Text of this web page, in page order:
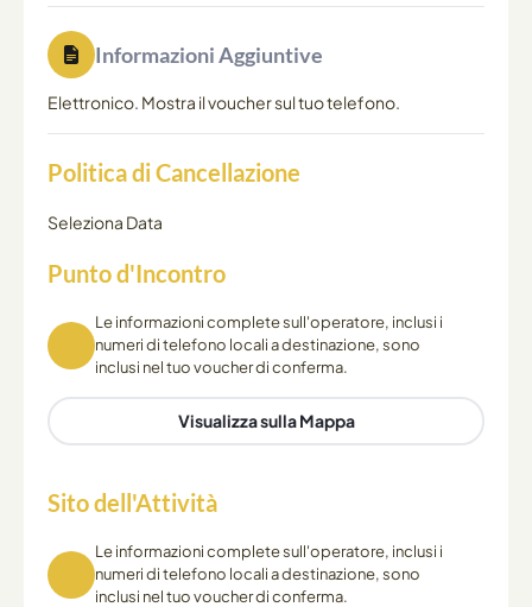
Informazioni Aggiuntive
Elettronico. Mostra il voucher sul tuo telefono.
Politica di Cancellazione
Seleziona Data
Punto d'Incontro
Le informazioni complete sull'operatore, inclusi i
numeri di telefono locali a destinazione, sono
inclusi nel tuo voucher di conferma.
Visualizza sulla Mappa
Sito dell'Attività
Le informazioni complete sull'operatore, inclusi i
numeri di telefono locali a destinazione, sono
inclusi nel tuo voucher di conferma.